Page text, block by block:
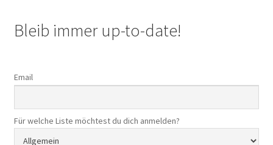
Bleib immer up-to-date!
Email
Für welche Liste möchtest du dich anmelden?